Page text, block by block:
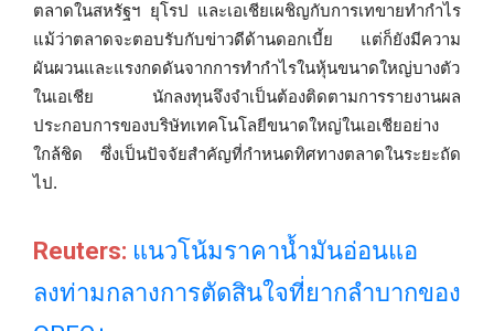
ตลาดในสหรัฐฯ ยุโรป และเอเชียเผชิญกับการเทขายทำกำไร
แม้ว่าตลาดจะตอบรับกับข่าวดีด้านดอกเบี้ย แต่ก็ยังมีความ
ผันผวนและแรงกดดันจากการทำกำไรในหุ้นขนาดใหญ่บางตัว
ในเอเชีย นักลงทุนจึงจำเป็นต้องติดตามการรายงานผล
ประกอบการของบริษัทเทคโนโลยีขนาดใหญ่ในเอเชียอย่าง
ใกล้ชิด ซึ่งเป็นปัจจัยสำคัญที่กำหนดทิศทางตลาดในระยะถัด
ไป.
Reuters: แนวโน้มราคาน้ำมันอ่อนแอ
ลงท่ามกลางการตัดสินใจที่ยากลำบากของ